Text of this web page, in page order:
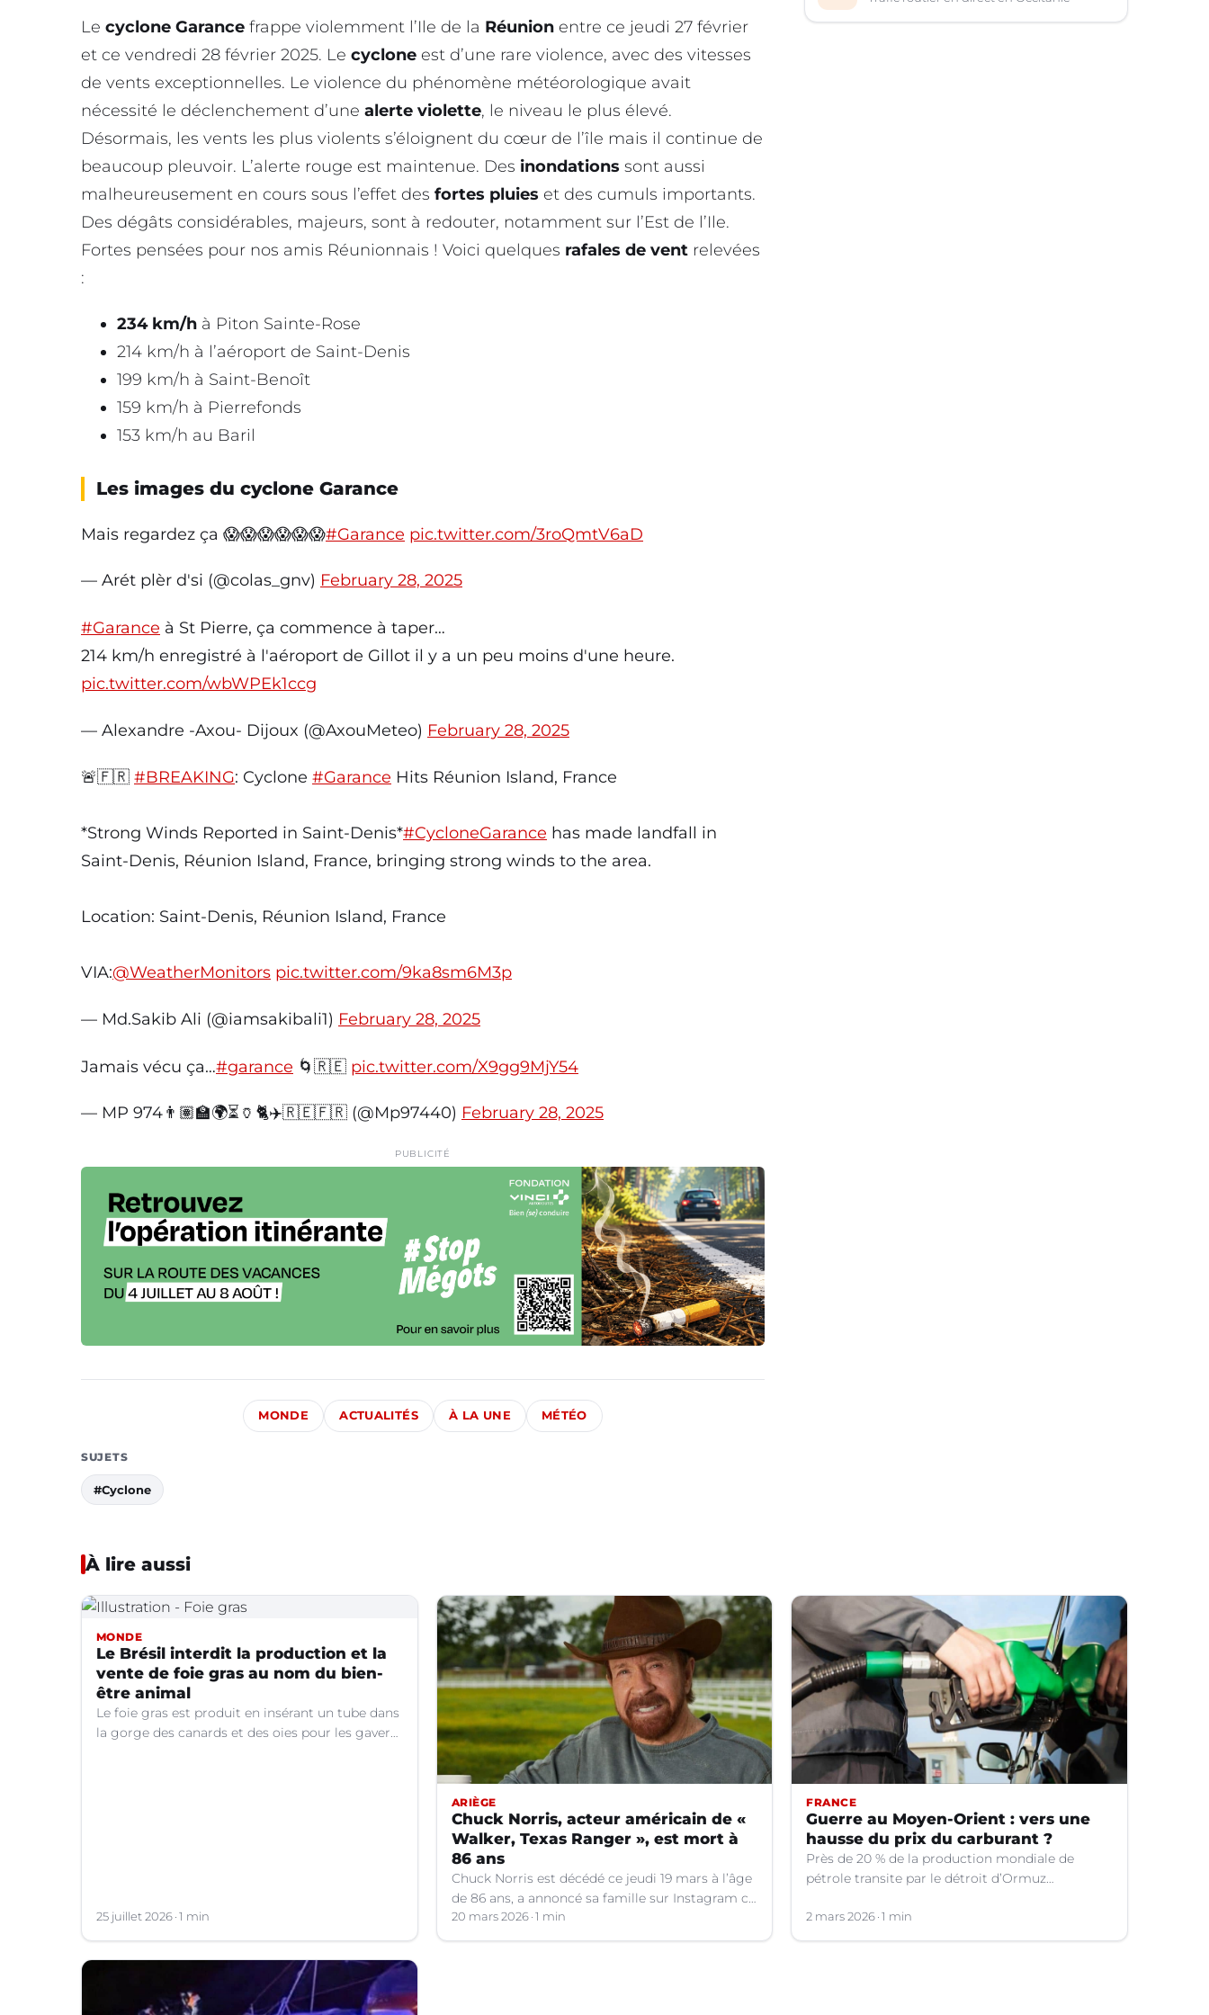
Le cyclone Garance frappe violemment l’Ile de la Réunion entre ce jeudi 27 février
et ce vendredi 28 février 2025. Le cyclone est d’une rare violence, avec des vitesses
de vents exceptionnelles. Le violence du phénomène météorologique avait
nécessité le déclenchement d’une alerte violette, le niveau le plus élevé.
Désormais, les vents les plus violents s’éloignent du cœur de l’île mais il continue de
beaucoup pleuvoir. L’alerte rouge est maintenue. Des inondations sont aussi
malheureusement en cours sous l’effet des fortes pluies et des cumuls importants.
Des dégâts considérables, majeurs, sont à redouter, notamment sur l’Est de l’Ile.
Fortes pensées pour nos amis Réunionnais ! Voici quelques rafales de vent relevées
:
234 km/h à Piton Sainte-Rose
214 km/h à l’aéroport de Saint-Denis
199 km/h à Saint-Benoît
159 km/h à Pierrefonds
153 km/h au Baril
Les images du cyclone Garance
Mais regardez ça 😱😱😱😱😱😱#Garance pic.twitter.com/3roQmtV6aD
— Arét plèr d'si (@colas_gnv) February 28, 2025
#Garance à St Pierre, ça commence à taper…
214 km/h enregistré à l'aéroport de Gillot il y a un peu moins d'une heure.
pic.twitter.com/wbWPEk1ccg
— Alexandre -Axou- Dijoux (@AxouMeteo) February 28, 2025
🚨🇫🇷 #BREAKING: Cyclone #Garance Hits Réunion Island, France
*Strong Winds Reported in Saint-Denis*#CycloneGarance has made landfall in
Saint-Denis, Réunion Island, France, bringing strong winds to the area.
Location: Saint-Denis, Réunion Island, France
VIA:@WeatherMonitors pic.twitter.com/9ka8sm6M3p
— Md.Sakib Ali (@iamsakibali1) February 28, 2025
Jamais vécu ça…#garance 🌀🇷🇪 pic.twitter.com/X9gg9MjY54
— MP 974👨🏽‍🏫🌍⏳🏺🐈✈️🇷🇪🇫🇷 (@Mp97440) February 28, 2025
PUBLICITÉ
MONDE ACTUALITÉS À LA UNE MÉTÉO
SUJETS
#Cyclone
À lire aussi
MONDE
Le Brésil interdit la production et la
vente de foie gras au nom du bien-
être animal
Le foie gras est produit en insérant un tube dans
la gorge des canards et des oies pour les gaver
25 juillet 2026 1 min
ARIÈGE
Chuck Norris, acteur américain de «
Walker, Texas Ranger », est mort à
86 ans
Chuck Norris est décédé ce jeudi 19 mars à l’âge
de 86 ans, a annoncé sa famille sur Instagram ce
vendredi 20 mars.
20 mars 2026 1 min
FRANCE
Guerre au Moyen-Orient : vers une
hausse du prix du carburant ?
Près de 20 % de la production mondiale de
pétrole transite par le détroit d’Ormuz
2 mars 2026 1 min